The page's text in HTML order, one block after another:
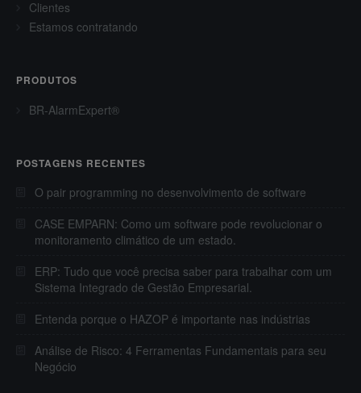
Clientes
Estamos contratando
PRODUTOS
BR-AlarmExpert®
POSTAGENS RECENTES
O pair programming no desenvolvimento de software
CASE EMPARN: Como um software pode revolucionar o
monitoramento climático de um estado.
ERP: Tudo que você precisa saber para trabalhar com um
Sistema Integrado de Gestão Empresarial.
Entenda porque o HAZOP é importante nas indústrias
Análise de Risco: 4 Ferramentas Fundamentais para seu
Negócio